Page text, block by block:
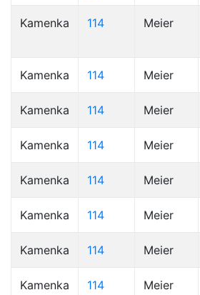
Kamenka 114 Meier
Kamenka 114 Meier
Kamenka 114 Meier
Kamenka 114 Meier
Kamenka 114 Meier
Kamenka 114 Meier
Kamenka 114 Meier
Kamenka 114 Meier